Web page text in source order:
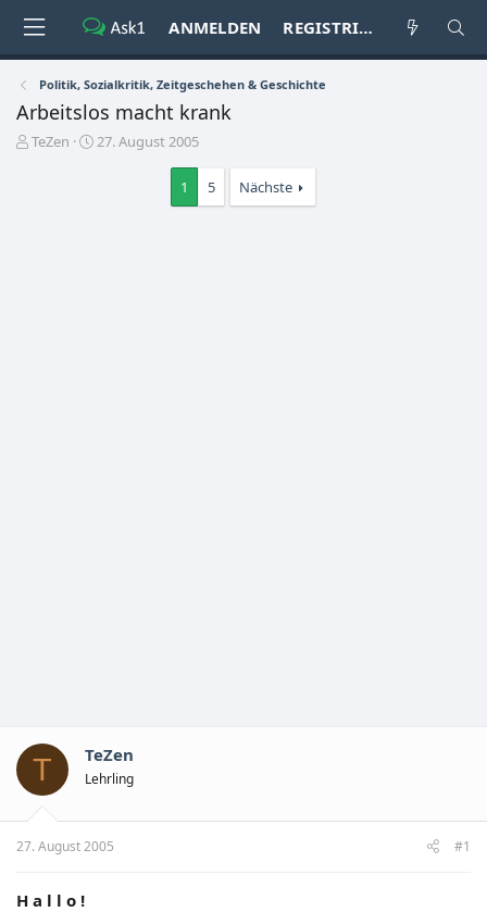
ANMELDEN REGISTRIEREN
Politik, Sozialkritik, Zeitgeschehen & Geschichte
Arbeitslos macht krank
E
TeZen
E
27. August 2005
1 5 Nächste
T TeZen
Lehrling
27. August 2005 #1
H a l l o !